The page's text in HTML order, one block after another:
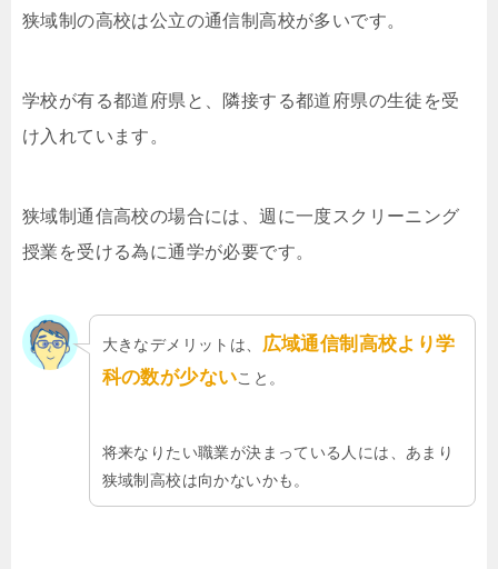
狭域制の高校は公立の通信制高校が多いです。
学校が有る都道府県と、隣接する都道府県の生徒を受
け入れています。
狭域制通信高校の場合には、週に一度スクリーニング
授業を受ける為に通学が必要です。
大きなデメリットは、 広域通信制高校より学
科の数が少ないこと。
将来なりたい職業が決まっている人には、あまり
狭域制高校は向かないかも。